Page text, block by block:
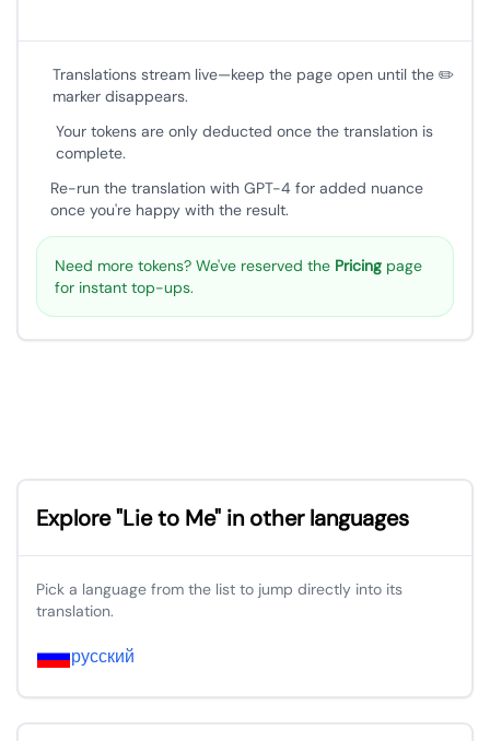
Translations stream live—keep the page open until the ✏️
marker disappears.
Your tokens are only deducted once the translation is
complete.
Re-run the translation with GPT-4 for added nuance
once you're happy with the result.
Need more tokens? We've reserved the Pricing page
for instant top-ups.
Explore "Lie to Me" in other languages
Pick a language from the list to jump directly into its
translation.
русский